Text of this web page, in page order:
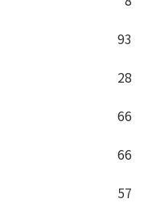
93
28
66
66
57